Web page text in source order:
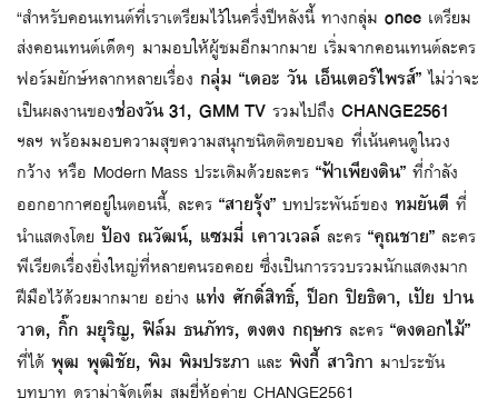
“สำหรับคอนเทนต์ที่เราเตรียมไว้ในครึ่งปีหลังนี้ ทางกลุ่ม onee เตรียม
ส่งคอนเทนต์เด็ดๆ มามอบให้ผู้ชมอีกมากมาย เริ่มจากคอนเทนต์ละคร
ฟอร์มยักษ์หลากหลายเรื่อง กลุ่ม “เดอะ วัน เอ็นเตอร์ไพรส์”ไม่ว่าจะ
เป็นผลงานของช่องวัน 31, GMM TV รวมไปถึง CHANGE2561
ฯลฯ พร้อมมอบความสุขความสนุกชนิดติดขอบจอ ที่เน้นคนดูในวง
กว้าง หรือ Modern Mass ประเดิมด้วยละคร “ฟ้าเพียงดิน” ที่กำลัง
ออกอากาศอยู่ในตอนนี้, ละคร “สายรุ้ง” บทประพันธ์ของ ทมยันตี ที่
นำแสดงโดย ป้อง ณวัฒน์, แซมมี่ เคาวเวลล์ ละคร “คุณชาย” ละคร
พีเรียดเรื่องยิ่งใหญ่ที่หลายคนรอคอย ซึ่งเป็นการรวบรวมนักแสดงมาก
ฝีมือไว้ด้วยมากมาย อย่าง แท่ง ศักดิ์สิทธิ์, ป็อก ปิยธิดา, เป้ย ปาน
วาด, กิ๊ก มยุริญ, ฟิล์ม ธนภัทร, ตงตง กฤษกร ละคร “ดงดอกไม้”
ที่ได้ พุฒ พุฒิชัย, พิม พิมประภา และ พิงกี้ สาวิกา มาประชัน
บทบาท ดราม่าจัดเต็ม สมยี่ห้อค่าย CHANGE2561